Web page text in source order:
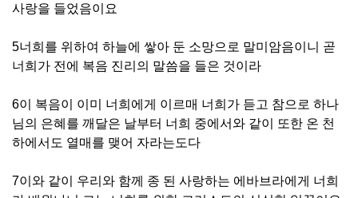
사랑을 들었음이요
5너희를 위하여 하늘에 쌓아 둔 소망으로 말미암음이니 곧
너희가 전에 복음 진리의 말씀을 들은 것이라
6이 복음이 이미 너희에게 이르매 너희가 듣고 참으로 하나
님의 은혜를 깨달은 날부터 너희 중에서와 같이 또한 온 천
하에서도 열매를 맺어 자라는도다
7이와 같이 우리와 함께 종 된 사랑하는 에바브라에게 너희